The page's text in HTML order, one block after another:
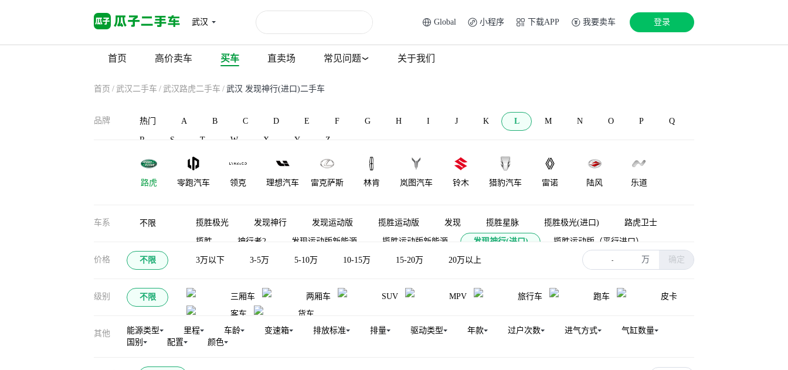
武汉 Global 小程序 下载APP 我要卖车 登录
首页 高价卖车 买车 直卖场 常见问题 关于我们
首页 / 武汉二手车 / 武汉路虎二手车 / 武汉 发现神行(进口)二手车
品牌 热门 A B C D E F G H I J K L M N O P Q
R S T W X Y Z
路虎 零跑汽车 领克 理想汽车 雷克萨斯 林肯 岚图汽车 铃木 猎豹汽车 雷诺 陆风 乐道
凌宝汽车 蓝电 莲花跑车 菱势汽车 理念 莲花汽车 雷达汽车 力帆汽车 LEVC Lorinser 兰博基尼
龙程汽车
MOTORS
车系 不限 揽胜极光 发现神行 发现运动版 揽胜运动版 发现 揽胜星脉 揽胜极光(进口) 路虎卫士
揽胜 神行者2 发现运动版新能源 揽胜运动版新能源 发现神行(进口) 揽胜运动版（平行进口）
揽胜行政（平行进口） 揽胜极光新能源 发现（平行进口） 路虎卫士新能源 揽胜新能源 神行者
价格 不限 3万以下 3-5万 5-10万 10-15万 15-20万 20万以上 - 万 确定
级别 不限 三厢车 两厢车 SUV MPV 旅行车 跑车
皮卡
客车
货车
其他 能源类型 里程 车龄 变速箱 排放标准 排量 驱动类型 年款 过户次数 进气方式
气缸数量
国别
配置 颜色